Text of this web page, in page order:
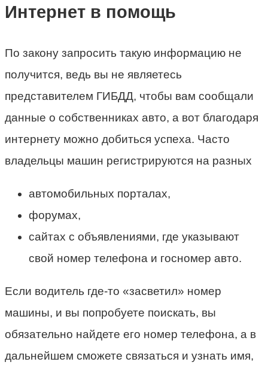
Интернет в помощь
По закону запросить такую информацию не
получится, ведь вы не являетесь
представителем ГИБДД, чтобы вам сообщали
данные о собственниках авто, а вот благодаря
интернету можно добиться успеха. Часто
владельцы машин регистрируются на разных
автомобильных порталах,
форумах,
сайтах с объявлениями, где указывают
свой номер телефона и госномер авто.
Если водитель где-то «засветил» номер
машины, и вы попробуете поискать, вы
обязательно найдете его номер телефона, а в
дальнейшем сможете связаться и узнать имя,